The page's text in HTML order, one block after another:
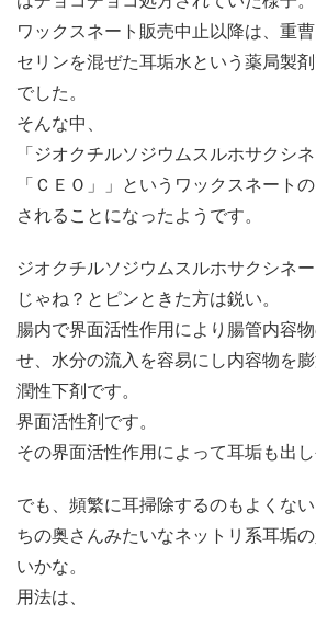
ワックスネート販売中止以降は、重
セリンを混ぜた耳垢水という薬局製
でした。
そんな中、
「ジオクチルソジウムスルホサクシ
「ＣＥＯ」」というワックスネート
されることになったようです。
ジオクチルソジウムスルホサクシネ
じゃね？とピンときた方は鋭い。
腸内で界面活性作用により腸管内容
せ、水分の流入を容易にし内容物を
潤性下剤です。
界面活性剤です。
その界面活性作用によって耳垢も出し
でも、頻繁に耳掃除するのもよくな
ちの奥さんみたいなネットリ系耳垢
いかな。
用法は、